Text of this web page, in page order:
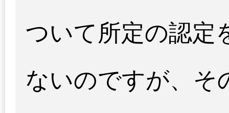
ついて所定の認定
ないのですが、そ